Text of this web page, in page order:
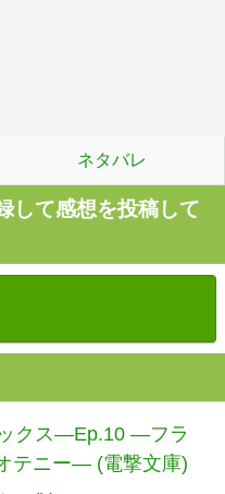
ネタバレ
して感想を投稿して
クス―Ep.10 ―フラ
テニー― (電撃文庫)